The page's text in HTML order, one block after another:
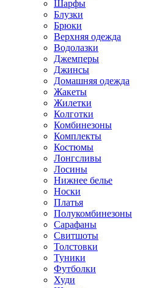
Шарфы
Блузки
Брюки
Верхняя одежда
Водолазки
Джемперы
Джинсы
Домашняя одежда
Жакеты
Жилетки
Колготки
Комбинезоны
Комплекты
Костюмы
Лонгсливы
Лосины
Нижнее белье
Носки
Платья
Полукомбинезоны
Сарафаны
Свитшоты
Толстовки
Туники
Футболки
Худи